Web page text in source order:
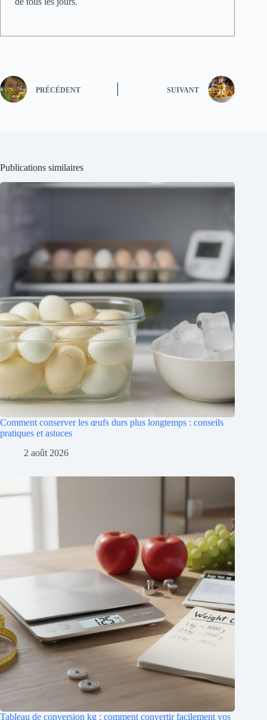
PRÉCÉDENT SUIVANT
Publications similaires
Comment conserver les œufs durs plus longtemps : conseils
pratiques et astuces
2 août 2026
Tableau de conversion kg : comment convertir facilement vos